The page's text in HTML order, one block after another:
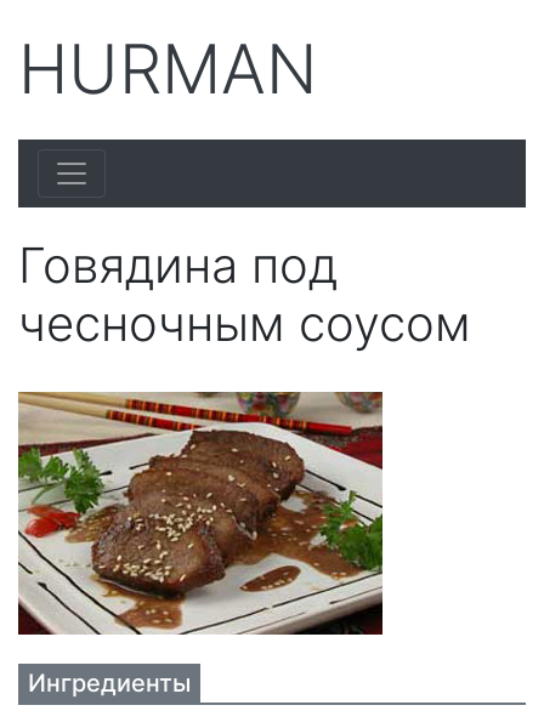
HURMAN
Говядина под
чесночным соусом
Ингредиенты